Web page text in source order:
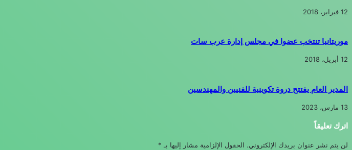
12 فبراير، 2018
موريتانيا تنتخب عضوا في مجلس إدارة عرب سات
12 أبريل، 2018
المدير العام يفتتح دروة تكوينية للفنيين والمهندسين
13 مارس، 2023
اترك تعليقاً
لن يتم نشر عنوان بريدك الإلكتروني. الحقول الإلزامية مشار إليها بـ *